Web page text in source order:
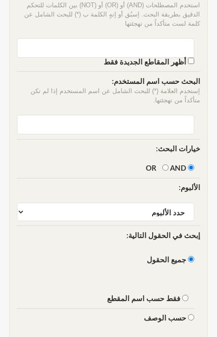
استخدم المصطلحات (AND) أو (OR) أو (NOT) بين الكلمات للتحكم
الدقيق بطريقة البحث. إسبُق أو إنهٍ الكلمة ب (*) للبحث الشامل عن
كلمة لست متأكداً من تهجئتها
أظهر المقاطع الجديدة فقط
البحث حسب اسم المستخدم:
إستخدم العلامة (*) للبحث الشامل عن اسم المستخدم إذا لم تكن
متأكداً من تهجئتها.
خيارات البحث:
AND
الألبوم:
إبحث في الحقول التالية:
جميع الحقول
فقط حسب اسم المقطع
حسب الوصف